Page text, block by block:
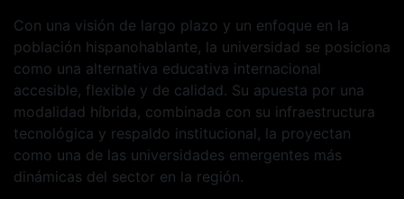
Con una visión de largo plazo y un enfoque en la
población hispanohablante, la universidad se posiciona
como una alternativa educativa internacional
accesible, flexible y de calidad. Su apuesta por una
modalidad híbrida, combinada con su infraestructura
tecnológica y respaldo institucional, la proyectan
como una de las universidades emergentes más
dinámicas del sector en la región.